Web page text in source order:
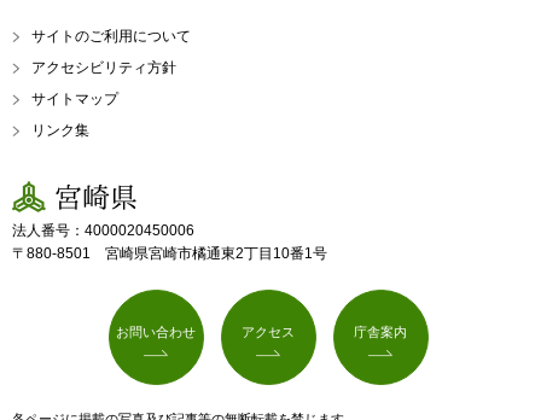
サイトのご利用について
アクセシビリティ方針
サイトマップ
リンク集
宮崎県
法人番号：4000020450006
〒880-8501 宮崎県宮崎市橘通東2丁目10番1号
お問い合わせ アクセス 庁舎案内